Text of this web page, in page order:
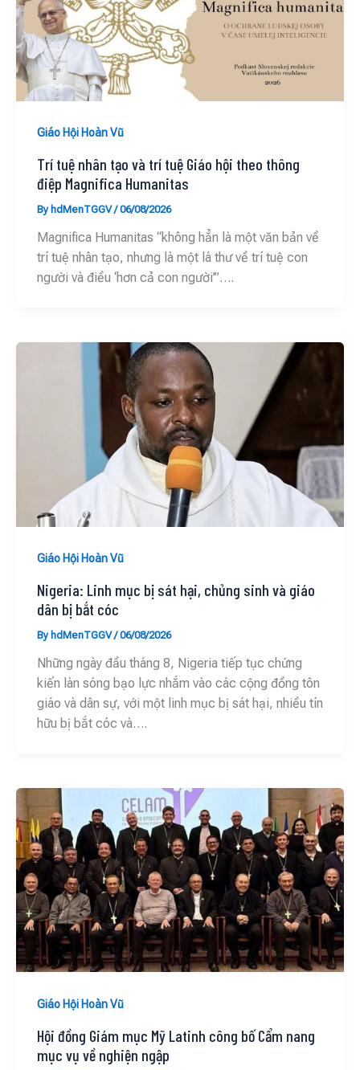
Giáo Hội Hoàn Vũ
Trí tuệ nhân tạo và trí tuệ Giáo hội theo thông
điệp Magnifica Humanitas
By hdMenTGGV/06/08/2026
Magnifica Humanitas “không hẳn là một văn bản về
trí tuệ nhân tạo, nhưng là một lá thư về trí tuệ con
người và điều ‘hơn cả con người’”….
Giáo Hội Hoàn Vũ
Nigeria: Linh mục bị sát hại, chủng sinh và giáo
dân bị bắt cóc
By hdMenTGGV/06/08/2026
Những ngày đầu tháng 8, Nigeria tiếp tục chứng
kiến làn sóng bạo lực nhắm vào các cộng đồng tôn
giáo và dân sự, với một linh mục bị sát hại, nhiều tín
hữu bị bắt cóc và….
Giáo Hội Hoàn Vũ
Hội đồng Giám mục Mỹ Latinh công bố Cẩm nang
mục vụ về nghiện ngập